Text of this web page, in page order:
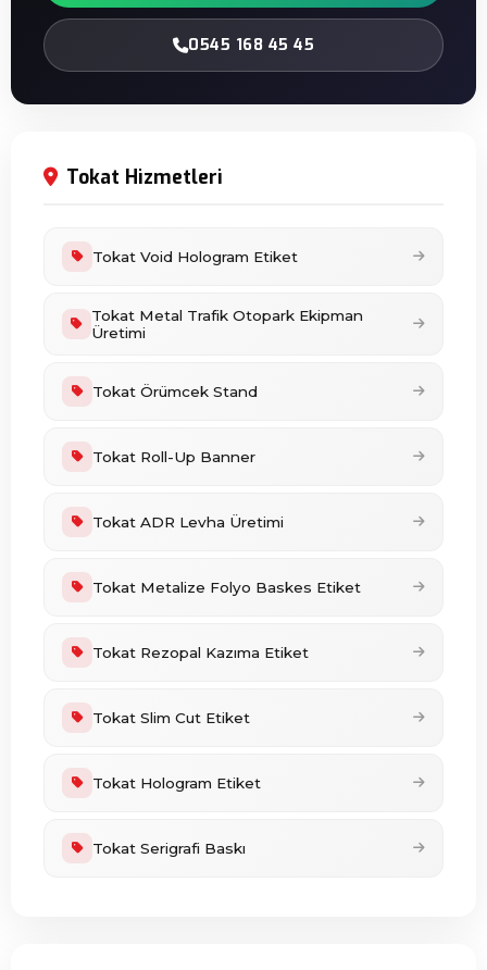
0545 168 45 45
Tokat Hizmetleri
Tokat Void Hologram Etiket
Tokat Metal Trafik Otopark Ekipman
Üretimi
Tokat Örümcek Stand
Tokat Roll-Up Banner
Tokat ADR Levha Üretimi
Tokat Metalize Folyo Baskes Etiket
Tokat Rezopal Kazıma Etiket
Tokat Slim Cut Etiket
Tokat Hologram Etiket
Tokat Serigrafi Baskı